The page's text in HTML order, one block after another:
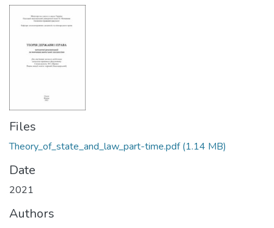
Files
Theory_of_state_and_law_part-time.pdf(1.14 MB)
Date
2021
Authors